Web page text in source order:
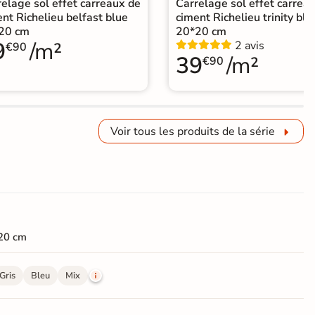
sol effet carreaux de
Richelieu belfast blue
cm
€90 /m²
Carrelage sol effet
ciment Richelieu trinity
20*20 cm
2 avis
39€90 /m²
Voir tous les produits de la série
cm
Bleu Mix